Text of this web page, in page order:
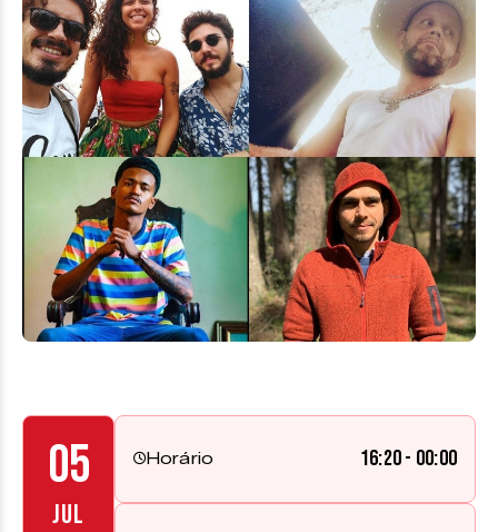
05
JUL
Horário 16:20 - 00:00